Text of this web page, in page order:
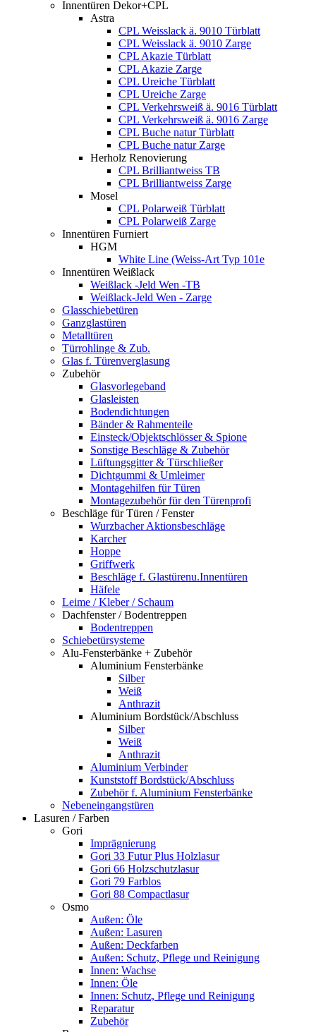
Innentüren Dekor+CPL
Astra
CPL Weisslack ä. 9010 Türblatt
CPL Weisslack ä. 9010 Zarge
CPL Akazie Türblatt
CPL Akazie Zarge
CPL Ureiche Türblatt
CPL Ureiche Zarge
CPL Verkehrsweiß ä. 9016 Türblatt
CPL Verkehrsweiß ä. 9016 Zarge
CPL Buche natur Türblatt
CPL Buche natur Zarge
Herholz Renovierung
CPL Brilliantweiss TB
CPL Brilliantweiss Zarge
Mosel
CPL Polarweiß Türblatt
CPL Polarweiß Zarge
Innentüren Furniert
HGM
White Line (Weiss-Art Typ 101e
Innentüren Weißlack
Weißlack -Jeld Wen -TB
Weißlack-Jeld Wen - Zarge
Glasschiebetüren
Ganzglastüren
Metalltüren
Türrohlinge & Zub.
Glas f. Türenverglasung
Zubehör
Glasvorlegeband
Glasleisten
Bodendichtungen
Bänder & Rahmenteile
Einsteck/Objektschlösser & Spione
Sonstige Beschläge & Zubehör
Lüftungsgitter & Türschließer
Dichtgummi & Umleimer
Montagehilfen für Türen
Montagezubehör für den Türenprofi
Beschläge für Türen / Fenster
Wurzbacher Aktionsbeschläge
Karcher
Hoppe
Griffwerk
Beschläge f. Glastürenu.Innentüren
Häfele
Leime / Kleber / Schaum
Dachfenster / Bodentreppen
Bodentreppen
Schiebetürsysteme
Alu-Fensterbänke + Zubehör
Aluminium Fensterbänke
Silber
Weiß
Anthrazit
Aluminium Bordstück/Abschluss
Silber
Weiß
Anthrazit
Aluminium Verbinder
Kunststoff Bordstück/Abschluss
Zubehör f. Aluminium Fensterbänke
Nebeneingangstüren
Lasuren / Farben
Gori
Imprägnierung
Gori 33 Futur Plus Holzlasur
Gori 66 Holzschutzlasur
Gori 79 Farblos
Gori 88 Compactlasur
Osmo
Außen: Öle
Außen: Lasuren
Außen: Deckfarben
Außen: Schutz, Pflege und Reinigung
Innen: Wachse
Innen: Öle
Innen: Schutz, Pflege und Reinigung
Reparatur
Zubehör